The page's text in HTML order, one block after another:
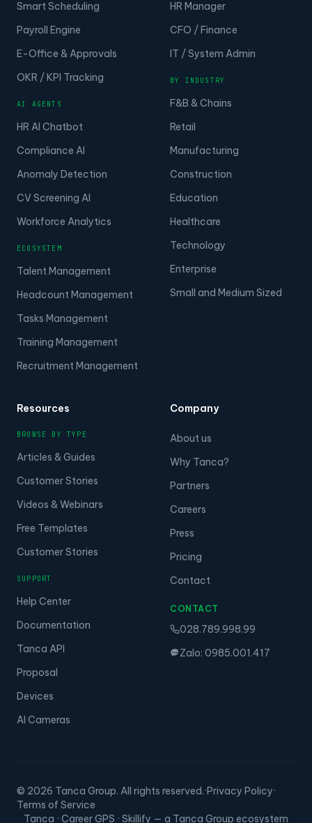
Smart Scheduling
Payroll Engine
E-Office & Approvals
OKR / KPI Tracking
AI AGENTS
HR AI Chatbot
Compliance AI
Anomaly Detection
CV Screening AI
Workforce Analytics
ECOSYSTEM
Talent Management
Headcount Management
Tasks Management
Training Management
Recruitment Management
HR Manager
CFO / Finance
IT / System Admin
BY INDUSTRY
F&B & Chains
Retail
Manufacturing
Construction
Education
Healthcare
Technology
Enterprise
Small and Medium Sized
Resources
BROWSE BY TYPE
Articles & Guides
Customer Stories
Videos & Webinars
Free Templates
Customer Stories
SUPPORT
Help Center
Documentation
Tanca API
Proposal
Devices
AI Cameras
Company
About us
Why Tanca?
Partners
Careers
Press
Pricing
Contact
CONTACT
028.789.998.99
Zalo: 0985.001.417
© 2026 Tanca Group. All rights reserved.·Privacy Policy·
Terms of Service
Tanca · Career GPS · Skillify — a Tanca Group ecosystem